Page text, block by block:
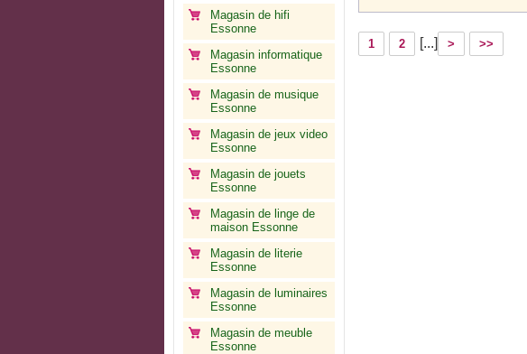
Magasin de hifi
Essonne
Magasin informatique
Essonne
Magasin de musique
Essonne
Magasin de jeux video
Essonne
Magasin de jouets
Essonne
Magasin de linge de
maison Essonne
Magasin de literie
Essonne
Magasin de luminaires
Essonne
Magasin de meuble
Essonne
1 2 [...] > >>